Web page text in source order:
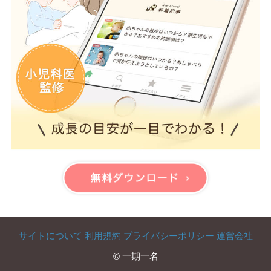
サイトについて 利用規約 プライバシーポリシー 運営会社
© 一期一名